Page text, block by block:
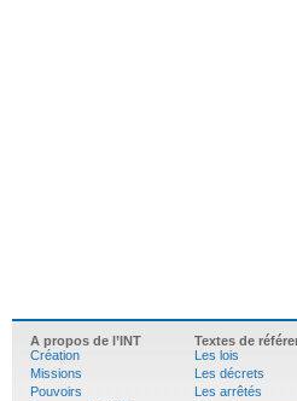
A propos de l’INT
Création
Missions
Pouvoirs
Textes de
Les lois
Les décrets
Les arrêtés